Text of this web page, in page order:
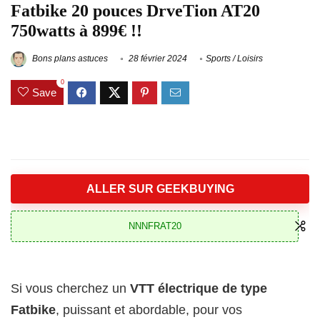
Fatbike 20 pouces DrveTion AT20
750watts à 899€ !!
Bons plans astuces 28 février 2024 Sports / Loisirs
Save
0
ALLER SUR GEEKBUYING
NNNFRAT20
Si vous cherchez un VTT électrique de type
Fatbike, puissant et abordable, pour vos